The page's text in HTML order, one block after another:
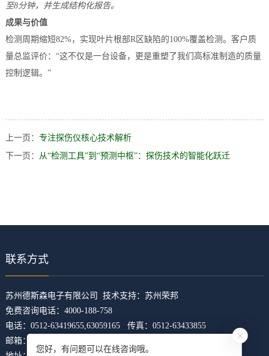
至8分钟，并生成结构化报告。
成果与价值
检测周期缩短82%，实现叶片根部R区缺陷的100%覆盖检测。客户质
量总监评价：“这不仅是一台设备，更是重塑了我们高标准制造的质量
控制逻辑。”
上一页： 专注探伤仪核心技术解析
下一页：
从“检测工具”到“预测中枢”：探伤技术的智能化跃迁
联系方式
​苏州德斯森电子有限公司 技术支持： 苏州荣邦
免费咨询电话：4000-188-758
电话：0512-63419655,63059165 传真：0512-63433855
邮箱：z5421473@126.com
您好，有问题可以在线咨询哦。